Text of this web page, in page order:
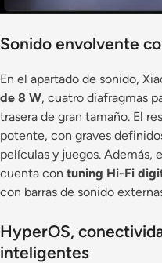
Sonido envolvente
En el apartado de sonido,
de 8 W, cuatro diafragmas
trasera de gran tamaño. El
potente, con graves
películas y juegos. Además,
cuenta con tuning Hi-Fi
con barras de sonido
HyperOS,
inteligentes